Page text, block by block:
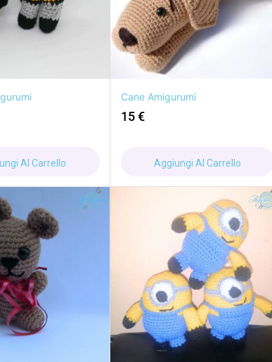
Al Carrello
Cane Amigurumi
15€
Aggiungi Al Carrello